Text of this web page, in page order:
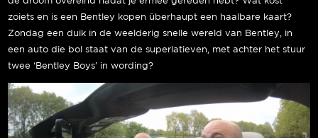
zoiets en is een Bentley kopen überhaupt een haalbare kaart?
Zondag een duik in de weelderig snelle wereld van Bentley, in
een auto die bol staat van de superlatieven, met achter het stuur
twee ‘Bentley Boys’ in wording?